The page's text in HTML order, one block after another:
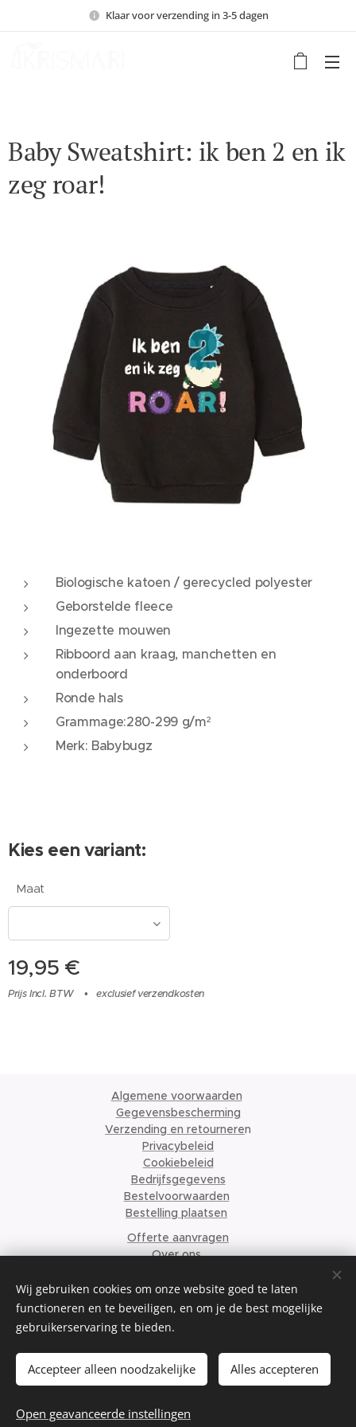
Klaar voor verzending in 3-5 dagen
Baby Sweatshirt: ik ben 2 en ik
zeg roar!
Biologische katoen / gerecycled polyester
Geborstelde fleece
Ingezette mouwen
Ribboord aan kraag, manchetten en
onderboord
Ronde hals
Grammage:280-299 g/m²
Merk: Babybugz
Kies een variant:
Maat
19,95 €
Prijs Incl. BTW exclusief verzendkosten
Toevoegen aan de winkelwagen
Algemene voorwaarden
Gegevensbescherming
Verzending en retourneren
Privacybeleid
Cookiebeleid
Bedrijfsgegevens
Bestelvoorwaarden
Bestelling plaatsen
Offerte aanvragen
Over ons
Talen
Nederlands
English
Wij gebruiken cookies om onze website goed te laten
functioneren en te beveiligen, en om je de best mogelijke
gebruikerservaring te bieden.
Accepteer alleen noodzakelijke Alles accepteren
Open geavanceerde instellingen